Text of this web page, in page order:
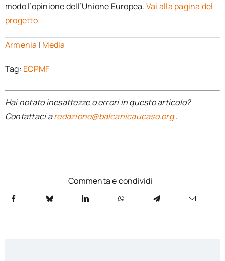
modo l’opinione dell’Unione Europea. Vai alla pagina del
progetto
Armenia | Media
Tag: ECPMF
Hai notato inesattezze o errori in questo articolo?
Contattaci aredazione@balcanicaucaso.org.
Commenta e condividi